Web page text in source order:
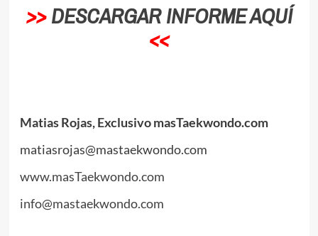
>> DESCARGAR INFORME AQUÍ
<<
Matias Rojas, Exclusivo masTaekwondo.com
matiasrojas@mastaekwondo.com
www.masTaekwondo.com
info@mastaekwondo.com